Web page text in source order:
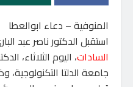
المنوفية – دعاء ابوالعطا
استقبل الدكتور ناصر عبد
السادات، اليوم الثلاثاء،
جامعة الدلتا التكنولوجية،